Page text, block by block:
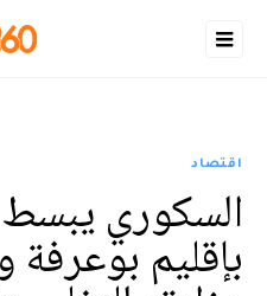
اقتصاد
السكوري يبسط
بإقليم